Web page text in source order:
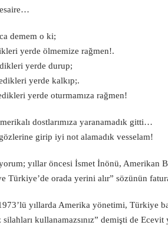
demem o ki;
yerde ölmemize rağmen!.
yerde durup;
yerde kalkıp;.
yerde oturmamıza rağmen!
dostlarımıza yaranamadık gitti…
girip iyi not alamadık vesselam!
yıllar öncesi İsmet İnönü, Amerikan
Türkiye’de orada yerini alır” sözünün
yıllarda Amerika yönetimi, Türkiye
silahları kullanamazsınız” demişti de